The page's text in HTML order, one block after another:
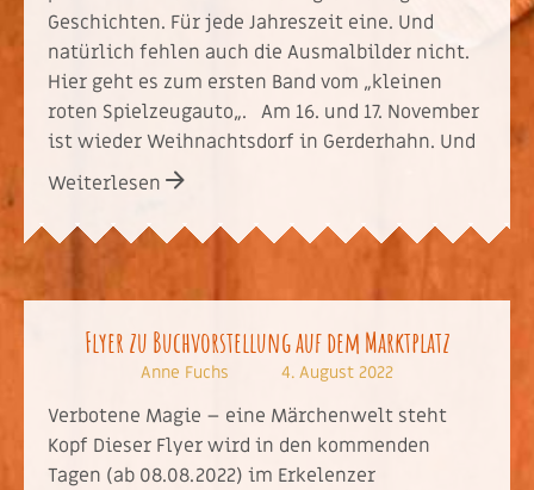
Geschichten. Für jede Jahreszeit eine. Und
natürlich fehlen auch die Ausmalbilder nicht.
Hier geht es zum ersten Band vom „kleinen
roten Spielzeugauto„. Am 16. und 17. November
ist wieder Weihnachtsdorf in Gerderhahn. Und
Weiterlesen
Flyer zu Buchvorstellung auf dem Marktplatz
Anne Fuchs 4. August 2022
Verbotene Magie – eine Märchenwelt steht
Kopf Dieser Flyer wird in den kommenden
Tagen (ab 08.08.2022) im Erkelenzer